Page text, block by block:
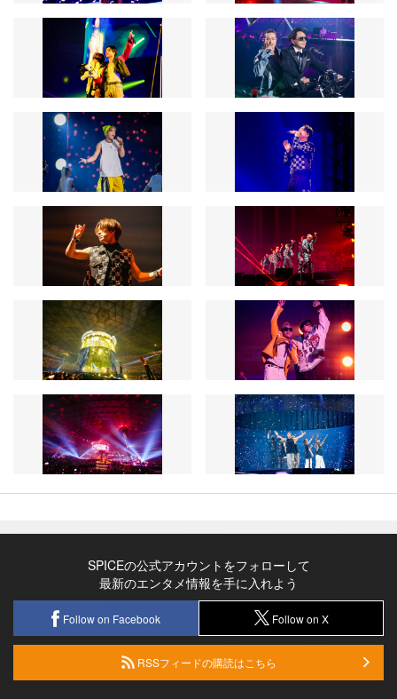
SPICEの公式アカウントをフォローして
最新のエンタメ情報を手に入れよう
Follow on Facebook Follow on X
RSSフィードの購読はこちら